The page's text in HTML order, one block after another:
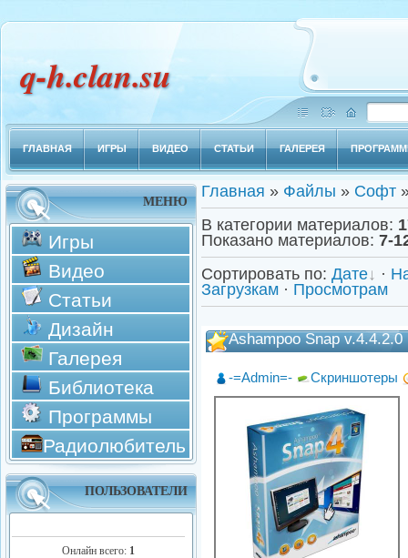
q-h.clan.su
ГЛАВНАЯ ИГРЫ ВИДЕО СТАТЬИ ГАЛЕРЕЯ
МЕНЮ
Игры
Видео
Статьи
Дизайн
Галерея
Библиотека
Программы
Радиолюбитель
ПОЛЬЗОВАТЕЛИ
Онлайн всего: 1
Главная » Файлы » Софт
В категории материалов:
Показано материалов: 7-
Сортировать по: Дате ·
Загрузкам · Просмотрам
Ashampoo Snap v.4.4.2.0
-=Admin=- Скриншотеры